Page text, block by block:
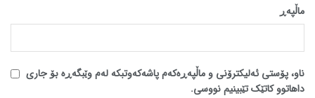
ماڵپه‌ڕ
ناو، پۆستی ئەلیکترۆنی و ماڵپەڕەکەم پاشەکەوتبکە لەم وێبگەڕە بۆ جاری
داهاتوو کاتێک تێبینیم نووسی.